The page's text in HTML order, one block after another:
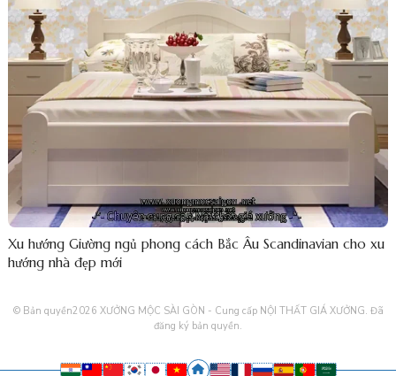
Xu hướng Giường ngủ phong cách Bắc Âu Scandinavian cho xu
hướng nhà đẹp mới
© Bản quyền2026 XƯỞNG MỘC SÀI GÒN - Cung cấp NỘI THẤT GIÁ XƯỞNG. Đã
đăng ký bản quyền.